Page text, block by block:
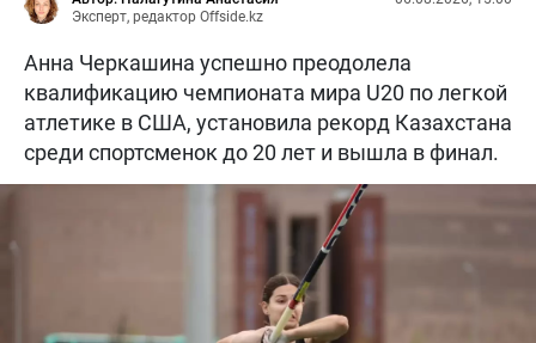
Эксперт, редактор Offside.kz
Анна Черкашина успешно преодолела
квалификацию чемпионата мира U20 по легкой
атлетике в США, установила рекорд Казахстана
среди спортсменок до 20 лет и вышла в финал.